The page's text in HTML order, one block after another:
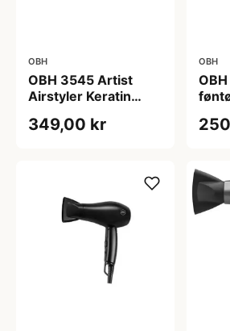
OBH
OBH 3545 Artist
Airstyler Keratin
349,00 kr
OBH